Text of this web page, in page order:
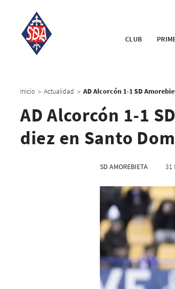
CLUB
Inicio > Actualidad >
AD Alcorcón 1-1
diez en Santo
SD AMOREBIETA 31